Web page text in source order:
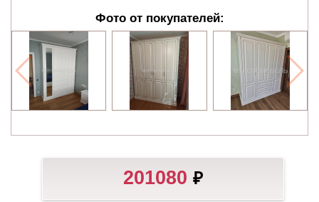
Фото от покупателей:
201080 ₽